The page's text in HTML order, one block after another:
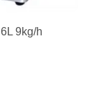
9kg/h